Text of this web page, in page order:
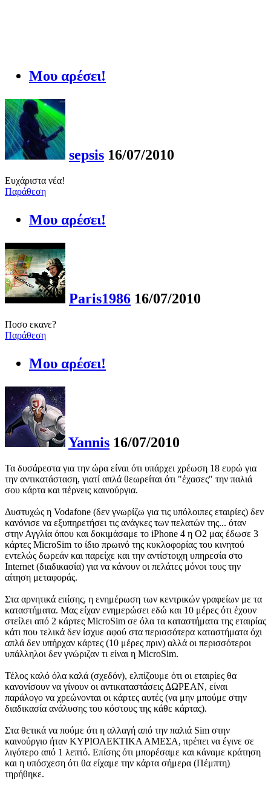
Μου αρέσει!
sepsis 16/07/2010
Ευχάριστα νέα!
Παράθεση
Μου αρέσει!
Paris1986 16/07/2010
Ποσο εκανε?
Παράθεση
Μου αρέσει!
Yannis 16/07/2010
Τα δυσάρεστα για την ώρα είναι ότι υπάρχει χρέωση 18 ευρώ για
την αντικατάσταση, γιατί απλά θεωρείται ότι "έχασες" την παλιά
σου κάρτα και πέρνεις καινούργια.
Δυστυχώς η Vodafone (δεν γνωρίζω για τις υπόλοιπες εταιρίες) δεν
κανόνισε να εξυπηρετήσει τις ανάγκες των πελατών της... όταν
στην Αγγλία όπου και δοκιμάσαμε το iPhone 4 η O2 μας έδωσε 3
κάρτες MicroSim το ίδιο πρωινό της κυκλοφορίας του κινητού
εντελώς δωρεάν και παρείχε και την αντίστοιχη υπηρεσία στο
Internet (διαδικασία) για να κάνουν οι πελάτες μόνοι τους την
αίτηση μεταφοράς.
Στα αρνητικά επίσης, η ενημέρωση των κεντρικών γραφείων με τα
καταστήματα. Μας είχαν ενημερώσει εδώ και 10 μέρες ότι έχουν
στείλει από 2 κάρτες MicroSim σε όλα τα καταστήματα της εταιρίας
κάτι που τελικά δεν ίσχυε αφού στα περισσότερα καταστήματα όχι
απλά δεν υπήρχαν κάρτες (10 μέρες πριν) αλλά οι περισσότεροι
υπάλληλοι δεν γνώριζαν τι είναι η MicroSim.
Τέλος καλό όλα καλά (σχεδόν), ελπίζουμε ότι οι εταιρίες θα
κανονίσουν να γίνουν οι αντικαταστάσεις ΔΩΡΕΑΝ, είναι
παράλογο να χρεώνονται οι κάρτες αυτές (να μην μπούμε στην
διαδικασία ανάλυσης του κόστους της κάθε κάρτας).
Στα θετικά να πούμε ότι η αλλαγή από την παλιά Sim στην
καινούργιο ήταν ΚΥΡΙΟΛΕΚΤΙΚΑ ΑΜΕΣΑ, πρέπει να έγινε σε
λιγότερο από 1 λεπτό. Επίσης ότι μπορέσαμε και κάναμε κράτηση
και η υπόσχεση ότι θα είχαμε την κάρτα σήμερα (Πέμπτη)
τηρήθηκε.